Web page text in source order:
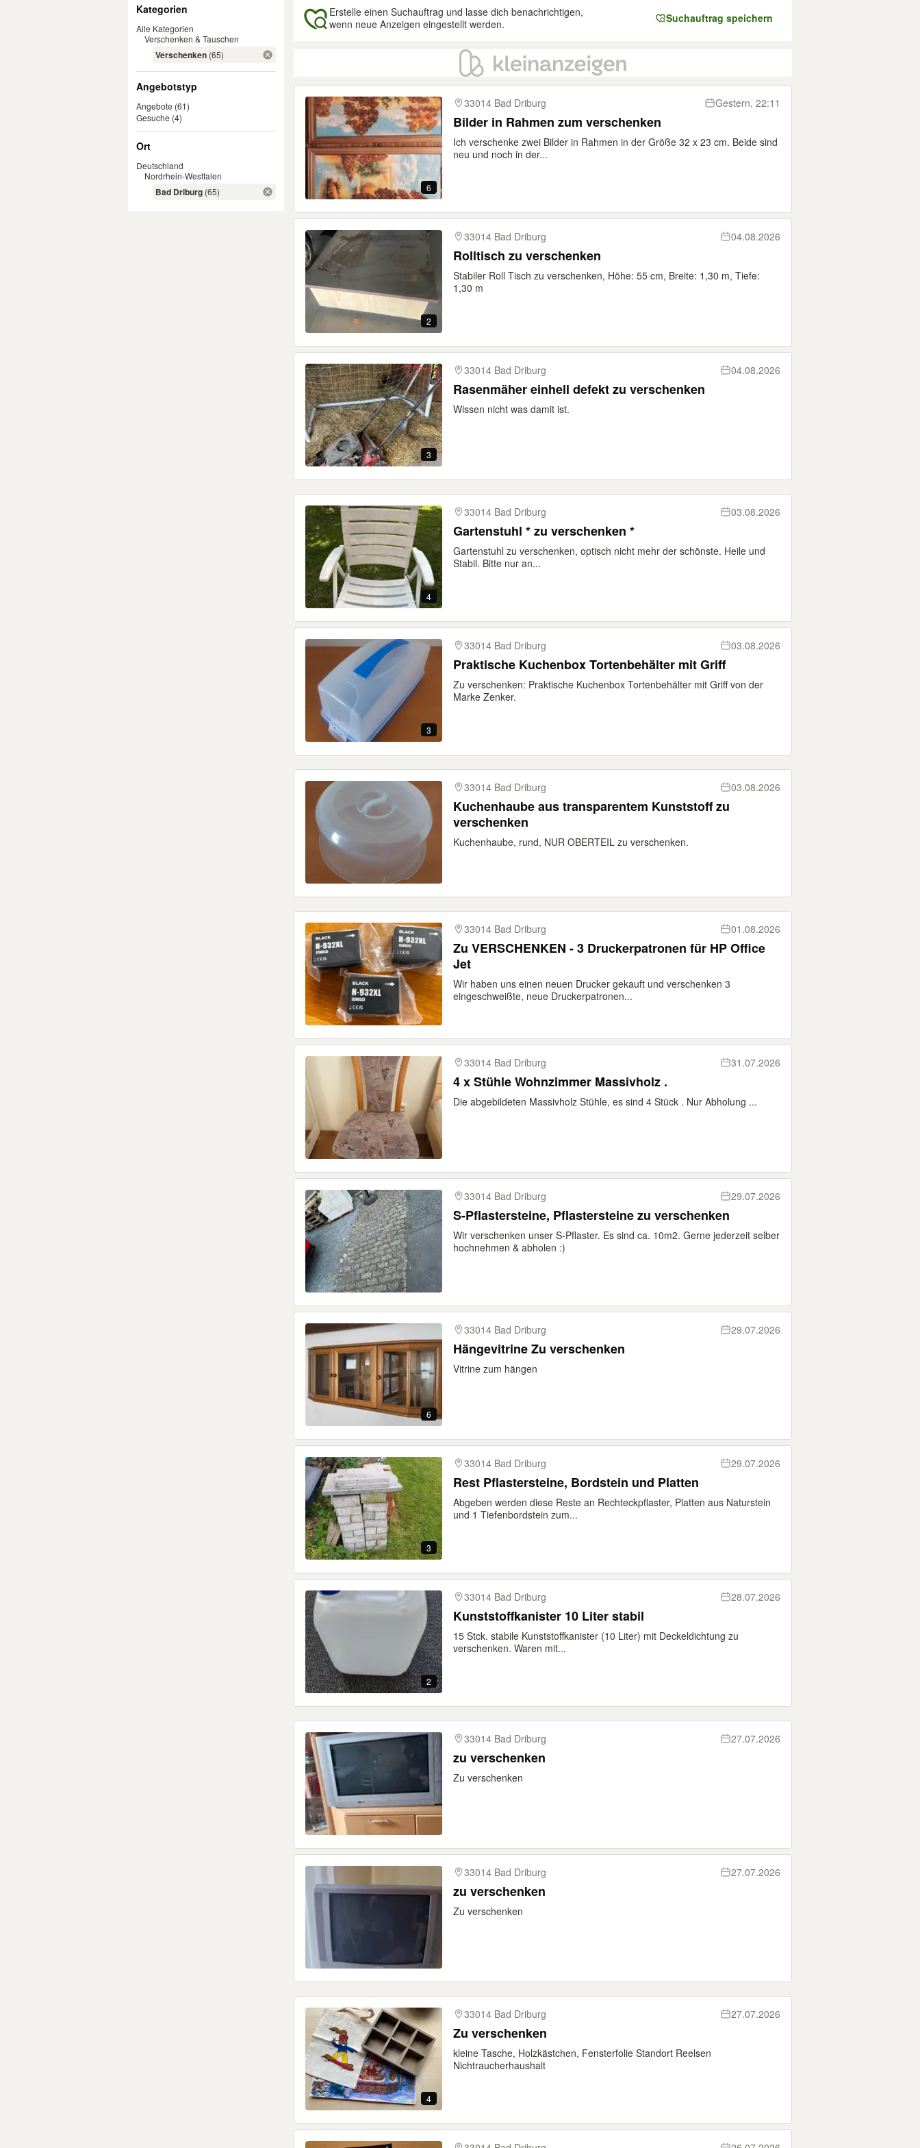
Kategorien
Alle Kategorien
Verschenken & Tauschen
Verschenken (65)
Angebotstyp
Angebote (61)
Gesuche (4)
Ort
Deutschland
Nordrhein-Westfalen
Bad Driburg (65)
Erstelle einen Suchauftrag und lasse dich benachrichtigen,
wenn neue Anzeigen eingestellt werden.
Suchauftrag speichern
Ergebnisse
6
33014 Bad Driburg Gestern, 22:11
Bilder in Rahmen zum verschenken
Ich verschenke zwei Bilder in Rahmen in der Größe 32 x 23 cm. Beide sind
neu und noch in der...
2
33014 Bad Driburg 04.08.2026
Rolltisch zu verschenken
Stabiler Roll Tisch zu verschenken, Höhe: 55 cm, Breite: 1,30 m, Tiefe:
1,30 m
3
33014 Bad Driburg 04.08.2026
Rasenmäher einhell defekt zu verschenken
Wissen nicht was damit ist.
4
33014 Bad Driburg 03.08.2026
Gartenstuhl * zu verschenken *
Gartenstuhl zu verschenken, optisch nicht mehr der schönste. Heile und
Stabil. Bitte nur an...
3
33014 Bad Driburg 03.08.2026
Praktische Kuchenbox Tortenbehälter mit Griff
Zu verschenken: Praktische Kuchenbox Tortenbehälter mit Griff von der
Marke Zenker.
33014 Bad Driburg 03.08.2026
Kuchenhaube aus transparentem Kunststoff zu
verschenken
Kuchenhaube, rund, NUR OBERTEIL zu verschenken.
33014 Bad Driburg 01.08.2026
Zu VERSCHENKEN - 3 Druckerpatronen für HP Office
Jet
Wir haben uns einen neuen Drucker gekauft und verschenken 3
eingeschweißte, neue Druckerpatronen...
33014 Bad Driburg 31.07.2026
4 x Stühle Wohnzimmer Massivholz .
Die abgebildeten Massivholz Stühle, es sind 4 Stück . Nur Abholung ...
33014 Bad Driburg 29.07.2026
S-Pflastersteine, Pflastersteine zu verschenken
Wir verschenken unser S-Pflaster. Es sind ca. 10m2. Gerne jederzeit selber
hochnehmen & abholen :)
6
33014 Bad Driburg 29.07.2026
Hängevitrine Zu verschenken
Vitrine zum hängen
3
33014 Bad Driburg 29.07.2026
Rest Pflastersteine, Bordstein und Platten
Abgeben werden diese Reste an Rechteckpflaster, Platten aus Naturstein
und 1 Tiefenbordstein zum...
2
33014 Bad Driburg 28.07.2026
Kunststoffkanister 10 Liter stabil
15 Stck. stabile Kunststoffkanister (10 Liter) mit Deckeldichtung zu
verschenken. Waren mit...
33014 Bad Driburg 27.07.2026
zu verschenken
Zu verschenken
33014 Bad Driburg 27.07.2026
zu verschenken
Zu verschenken
4
33014 Bad Driburg 27.07.2026
Zu verschenken
kleine Tasche, Holzkästchen, Fensterfolie Standort Reelsen
Nichtraucherhaushalt